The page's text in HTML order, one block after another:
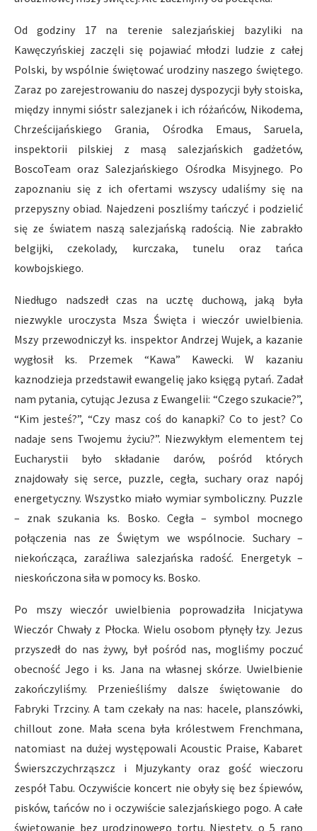
Od godziny 17 na terenie salezjańskiej bazyliki na
Kawęczyńskiej zaczęli się pojawiać młodzi ludzie z całej
Polski, by wspólnie świętować urodziny naszego świętego.
Zaraz po zarejestrowaniu do naszej dyspozycji były stoiska,
między innymi sióstr salezjanek i ich różańców, Nikodema,
Chrześcijańskiego Grania, Ośrodka Emaus, Saruela,
inspektorii pilskiej z masą salezjańskich gadżetów,
BoscoTeam oraz Salezjańskiego Ośrodka Misyjnego. Po
zapoznaniu się z ich ofertami wszyscy udaliśmy się na
przepyszny obiad. Najedzeni poszliśmy tańczyć i podzielić
się ze światem naszą salezjańską radością. Nie zabrakło
belgijki, czekolady, kurczaka, tunelu oraz tańca
kowbojskiego.
Niedługo nadszedł czas na ucztę duchową, jaką była
niezwykle uroczysta Msza Święta i wieczór uwielbienia.
Mszy przewodniczył ks. inspektor Andrzej Wujek, a kazanie
wygłosił ks. Przemek “Kawa” Kawecki. W kazaniu
kaznodzieja przedstawił ewangelię jako księgą pytań. Zadał
nam pytania, cytując Jezusa z Ewangelii: “Czego szukacie?”,
“Kim jesteś?”, “Czy masz coś do kanapki? Co to jest? Co
nadaje sens Twojemu życiu?”. Niezwykłym elementem tej
Eucharystii było składanie darów, pośród których
znajdowały się serce, puzzle, cegła, suchary oraz napój
energetyczny. Wszystko miało wymiar symboliczny. Puzzle
– znak szukania ks. Bosko. Cegła – symbol mocnego
połączenia nas ze Świętym we wspólnocie. Suchary –
niekończąca, zaraźliwa salezjańska radość. Energetyk –
nieskończona siła w pomocy ks. Bosko.
Po mszy wieczór uwielbienia poprowadziła Inicjatywa
Wieczór Chwały z Płocka. Wielu osobom płynęły łzy. Jezus
przyszedł do nas żywy, był pośród nas, mogliśmy poczuć
obecność Jego i ks. Jana na własnej skórze. Uwielbienie
zakończyliśmy. Przenieśliśmy dalsze świętowanie do
Fabryki Trzciny. A tam czekały na nas: hacele, planszówki,
chillout zone. Mała scena była królestwem Frenchmana,
natomiast na dużej występowali Acoustic Praise, Kabaret
Świerszczychrząszcz i Mjuzykanty oraz gość wieczoru
zespół Tabu. Oczywiście koncert nie obyły się bez śpiewów,
pisków, tańców no i oczywiście salezjańskiego pogo. A całe
świętowanie bez urodzinowego tortu. Niestety, o 5 rano